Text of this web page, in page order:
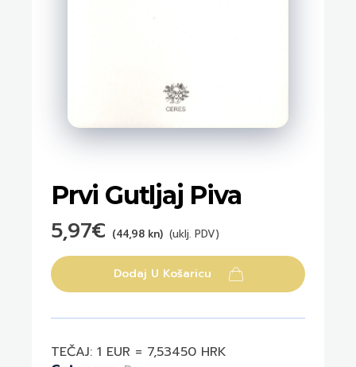
Prvi Gutljaj Piva
5,97€ (44,98 kn) (uklj. PDV)
Dodaj U Košaricu
TEČAJ: 1 EUR = 7,53450 HRK